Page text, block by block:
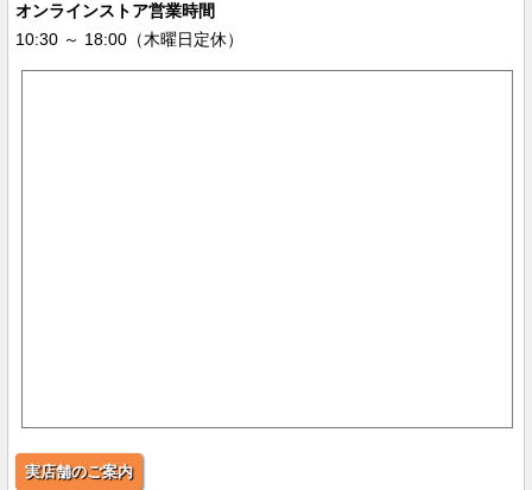
オンラインストア営業時間
10:30 ～ 18:00（木曜日定休）
実店舗のご案内